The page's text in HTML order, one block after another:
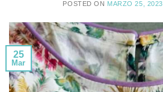
POSTED ON MARZO 25, 2023
25
Mar